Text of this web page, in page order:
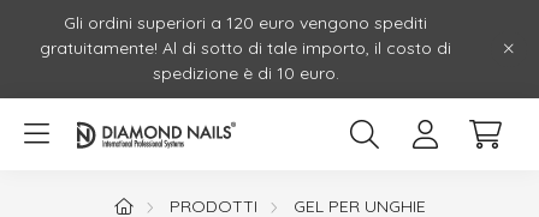
Gli ordini superiori a 120 euro vengono spediti
gratuitamente! Al di sotto di tale importo, il costo di
spedizione è di 10 euro.
PRODOTTI GEL PER UNGHIE